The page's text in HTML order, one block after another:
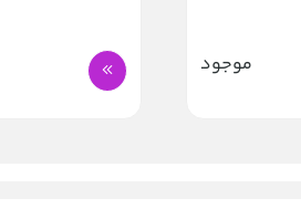
موجود